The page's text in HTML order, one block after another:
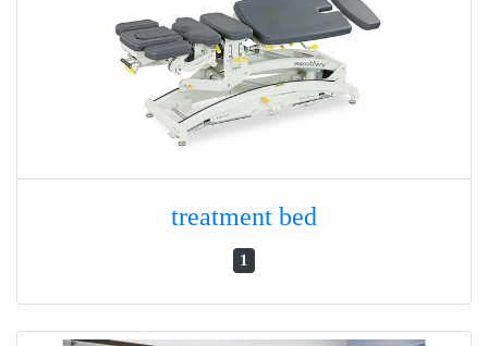
treatment bed
1